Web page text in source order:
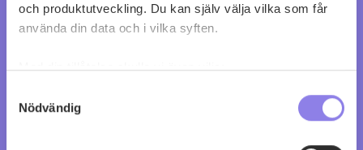
och produktutveckling. Du kan själv välja vilka som får
använda din data och i vilka syften.
Med din tillåtelse skulle vi även vilja:
som kan ha en noggrannhet på upp till flera meter
Nödvändig